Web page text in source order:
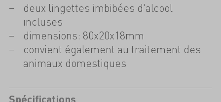
deux lingettes imbibées d'alcool
incluses
dimensions: 80x20x18mm
convient également au traitement des
animaux domestiques
Spécifications